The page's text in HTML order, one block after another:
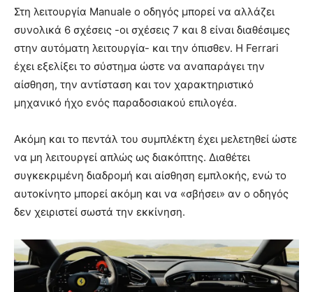
Στη λειτουργία Manuale ο οδηγός μπορεί να αλλάζει
συνολικά 6 σχέσεις -οι σχέσεις 7 και 8 είναι διαθέσιμες
στην αυτόματη λειτουργία- και την όπισθεν. Η Ferrari
έχει εξελίξει το σύστημα ώστε να αναπαράγει την
αίσθηση, την αντίσταση και τον χαρακτηριστικό
μηχανικό ήχο ενός παραδοσιακού επιλογέα.
Ακόμη και το πεντάλ του συμπλέκτη έχει μελετηθεί ώστε
να μη λειτουργεί απλώς ως διακόπτης. Διαθέτει
συγκεκριμένη διαδρομή και αίσθηση εμπλοκής, ενώ το
αυτοκίνητο μπορεί ακόμη και να «σβήσει» αν ο οδηγός
δεν χειριστεί σωστά την εκκίνηση.